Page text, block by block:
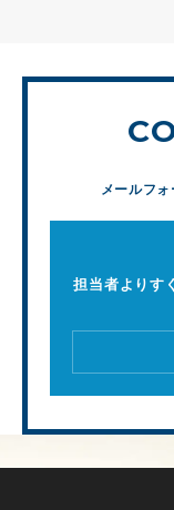
メールフ
担当者よりす